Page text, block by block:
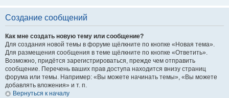
Создание сообщений
Как мне создать новую тему или сообщение?
Для создания новой темы в форуме щёлкните по кнопке «Новая тема».
Для размещения сообщения в теме щёлкните по кнопке «Ответить».
Возможно, придётся зарегистрироваться, прежде чем отправить
сообщение. Перечень ваших прав доступа находится внизу страниц
форума или темы. Например: «Вы можете начинать темы», «Вы можете
добавлять вложения» и т. п.
Вернуться к началу